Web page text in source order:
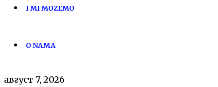
I MI MOZEMO
O NAMA
август 7, 2026